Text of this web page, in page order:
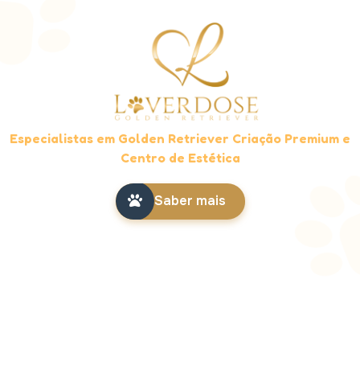
Especialistas em Golden Retriever Criação Premium e
Centro de Estética
Saber mais